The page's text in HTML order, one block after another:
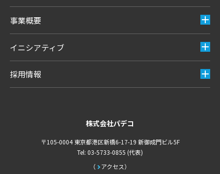
事業概要
イニシアティブ
採用情報
株式会社パデコ
〒105-0004 東京都港区新橋6-17-19 新御成門ビル5F
アクセス
Tel: 03-5733-0855 (代表)